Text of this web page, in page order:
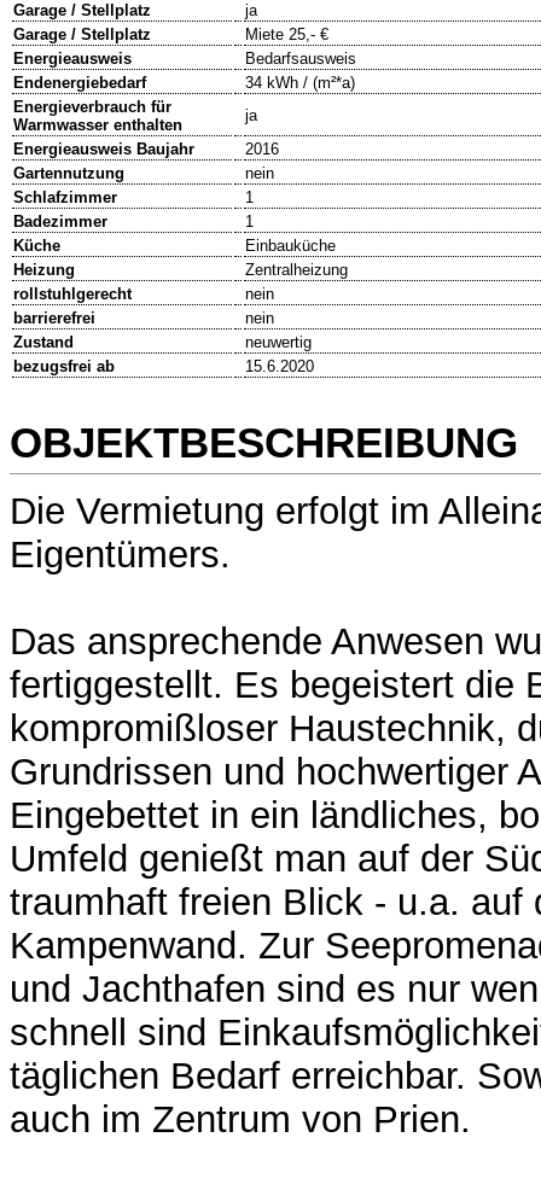
Garage / Stellplatz
ja
Garage / Stellplatz
Miete 25,- €
Energieausweis
Bedarfsausweis
Endenergiebedarf
34 kWh / (m²*a)
Energieverbrauch für
Warmwasser enthalten
ja
Energieausweis Baujahr
2016
Gartennutzung
nein
Schlafzimmer
1
Badezimmer
1
Küche
Einbauküche
Heizung
Zentralheizung
rollstuhlgerecht
nein
barrierefrei
nein
Zustand
neuwertig
bezugsfrei ab
15.6.2020
OBJEKTBESCHREIBUNG
Die Vermietung erfolgt im
Eigentümers.
Das ansprechende Anwesen
fertiggestellt. Es begeistert die
kompromißloser Haustechnik,
Grundrissen und hochwertiger
Eingebettet in ein ländliches,
Umfeld genießt man auf der
traumhaft freien Blick - u.a. auf
Kampenwand. Zur
und Jachthafen sind es nur
schnell sind
täglichen Bedarf erreichbar.
auch im Zentrum von Prien.